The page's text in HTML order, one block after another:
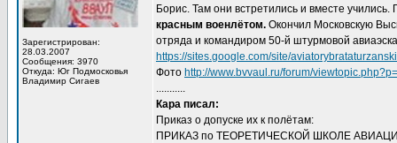
Зарегистрирован:
28.03.2007
Сообщения: 3970
Откуда: Юг Подмосковья
Владимир Сигаев
Борис. Там они встретились и вместе
красным военлётом. Окончил Московскую
отряда и командиром 50-й штурмовой
https://sites.google.com/site/
Фото http://www.bvvaul.ru/forum/
...........
Кара писал:
Приказ о допуске их к полётам:
ПРИКАЗ по ТЕОРЕТИЧЕСКОЙ ШКОЛЕ